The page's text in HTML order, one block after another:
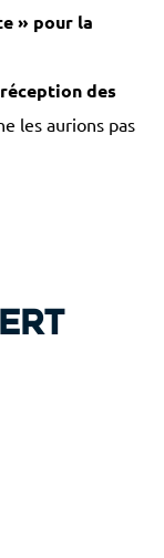
» pour la
des
les aurions pas